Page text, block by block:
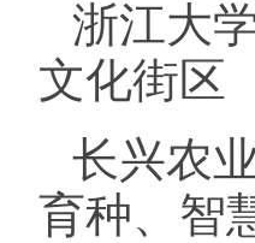
浙江大
文化街区
长兴农
育种、智